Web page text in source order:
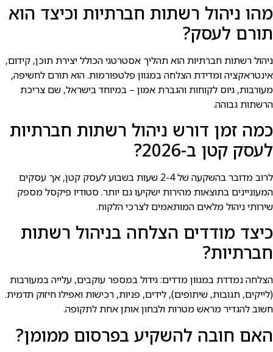
מהו ניהול רשתות חברתיות וכיצד הוא
תורם לעסק?
ניהול רשתות חברתיות הוא תהליך אסטרטגי הכולל יצירת תוכן, קידום,
אינטראקציה ומדידת הצלחה במגוון פלטפורמות. הוא תורם לחשיפה,
מעורבות, גיוס לקוחות והגברת אמון – במיוחד בישראל, שם צריכת
הרשתות גבוהה.
כמה זמן דורש ניהול רשתות חברתיות
לעסק קטן ב-2026?
לרוב מדובר בהשקעה של 2-4 שעות בשבוע לעסק קטן, אך עסקים
המעוניינים בתוצאות מהירות ישקיעו גם יותר. סטודיו פיקסל מספק
שירותי ניהול מלאים המותאמים לצרכי הלקוח.
כיצד מודדים הצלחה בניהול רשתות
חברתיות?
הצלחה נמדדת במגוון מדדים: גידול במספר עוקבים, עלייה במעורבות
(לייקים, תגובות, שיתופים), לידים, פניות, רכישות ואפילו חיזוק תדמית.
חשוב להגדיר מראש מטרות ולבחון אותן אחת לתקופה.
האם חובה להשקיע בפרסום ממומן?